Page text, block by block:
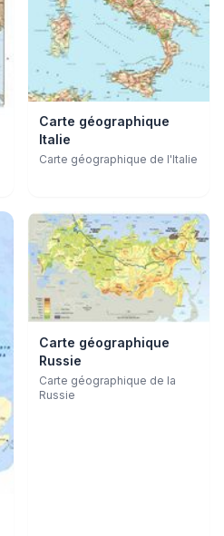
Carte géographique
Italie
Carte géographique de l'Italie
Carte géographique
Russie
Carte géographique de la
Russie